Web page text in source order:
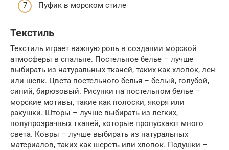
Пуфик в морском стиле
Текстиль
Текстиль играет важную роль в создании морской
атмосферы в спальне. Постельное белье – лучше
выбирать из натуральных тканей, таких как хлопок, лен
или шелк. Цвета постельного белья – белый, голубой,
синий, бирюзовый. Рисунки на постельном белье –
морские мотивы, такие как полоски, якоря или
ракушки. Шторы – лучше выбирать из легких,
полупрозрачных тканей, которые пропускают много
света. Ковры – лучше выбирать из натуральных
материалов, таких как шерсть или хлопок. Подушки –